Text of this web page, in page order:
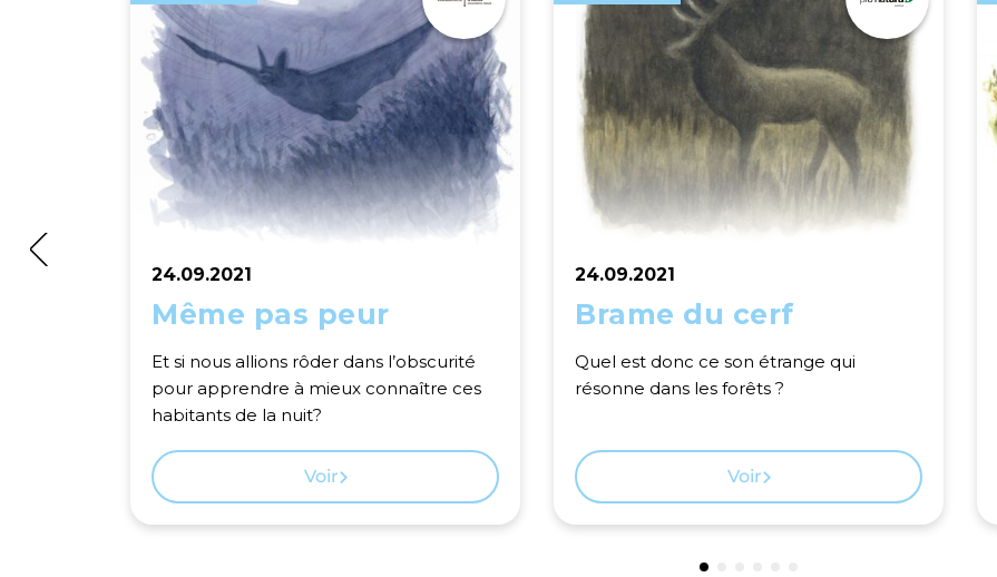
24.09.2021
Même pas peur
Et si nous allions rôder dans l’obscurité
pour apprendre à mieux connaître ces
habitants de la nuit?
Voir
24.09.2021
Brame du cerf
Quel est donc ce son étrange qui
résonne dans les forêts ?
Voir